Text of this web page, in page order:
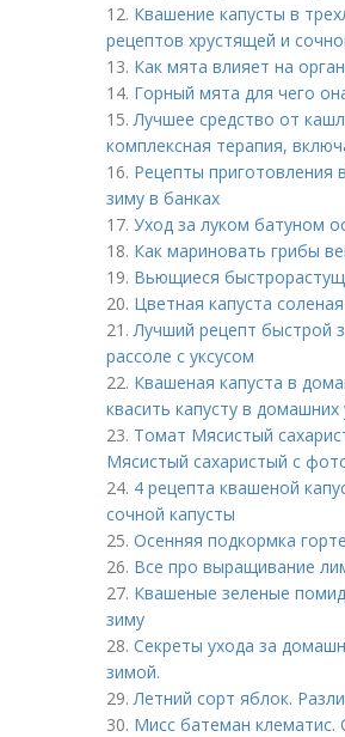
12. Квашение капусты в
рецептов хрустящей и
13. Как мята влияет на
14. Горный мята для чего
15.Лучшее средство от
комплексная терапия,
16. Рецепты приготовления
зиму в банках
17. Уход за луком батуном
18. Как мариновать грибы
19. Вьющиеся
20. Цветная капуста
21.Лучший рецепт быстрой
рассоле с уксусом
22. Квашеная капуста в
квасить капусту в домашних
23. Томат Мясистый
Мясистый сахаристый с
24. 4 рецепта квашеной
сочной капусты
25. Осенняя подкормка
26. Все про выращивание
27. Квашеные зеленые
зиму
28. Секреты ухода за
зимой.
29.Летний сорт яблок.
30. Мисс батеман клематис.